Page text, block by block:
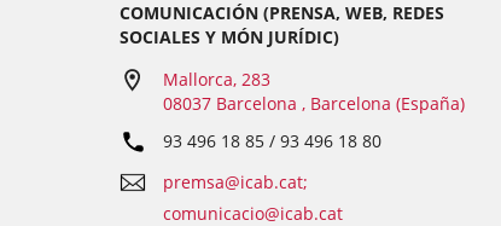
COMUNICACIÓN (PRENSA, WEB, REDES
SOCIALES Y MÓN JURÍDIC)
Mallorca, 283
08037 Barcelona , Barcelona (España)
93 496 18 85 / 93 496 18 80
premsa@icab.cat;
comunicacio@icab.cat